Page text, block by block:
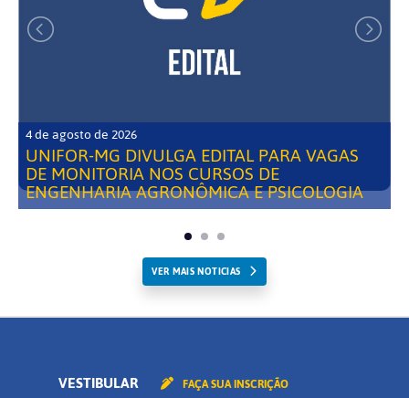
4 de agosto de 2026
UNIFOR-MG DIVULGA EDITAL PARA VAGAS
DE MONITORIA NOS CURSOS DE
ENGENHARIA AGRONÔMICA E PSICOLOGIA
VER MAIS NOTICIAS
VESTIBULAR FAÇA SUA INSCRIÇÃO